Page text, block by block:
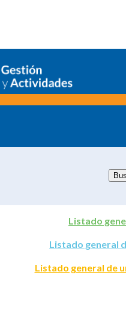
Listado
Listado general
Listado general de